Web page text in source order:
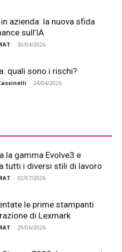
azienda: la nuova sfida
sull’IA
- 30/04/2026
quali sono i rischi?
- 24/04/2026
la gamma Evolve3 e
tutti i diversi stili di lavoro
- 02/07/2026
le prime stampanti
di Lexmark
- 29/06/2026